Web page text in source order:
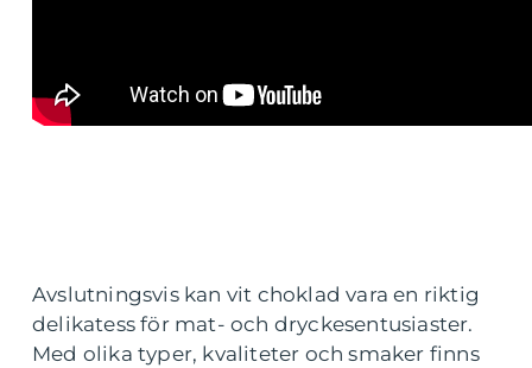
Avslutningsvis kan vit choklad vara en riktig
delikatess för mat- och dryckesentusiaster.
Med olika typer, kvaliteter och smaker finns